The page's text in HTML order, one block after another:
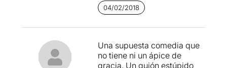
04/02/2018
Una supuesta comedia que
no tiene ni un ápice de
gracia. Un guión estúpido